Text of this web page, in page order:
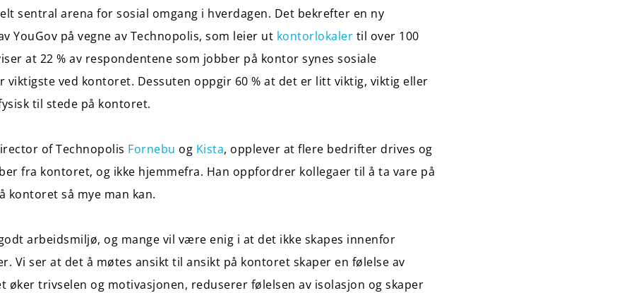
sentral arena for sosial omgang i hverdagen. Det bekrefter en ny
YouGov på vegne av Technopolis, som leier ut kontorlokaler til over 100
at 22 % av respondentene som jobber på kontor synes sosiale
viktigste ved kontoret. Dessuten oppgir 60 % at det er litt viktig, viktig eller
til stede på kontoret.
of Technopolis Fornebu og Kista, opplever at flere bedrifter drives og
fra kontoret, og ikke hjemmefra. Han oppfordrer kollegaer til å ta vare på
kontoret så mye man kan.
arbeidsmiljø, og mange vil være enig i at det ikke skapes innenfor
Vi ser at det å møtes ansikt til ansikt på kontoret skaper en følelse av
øker trivselen og motivasjonen, reduserer følelsen av isolasjon og skaper